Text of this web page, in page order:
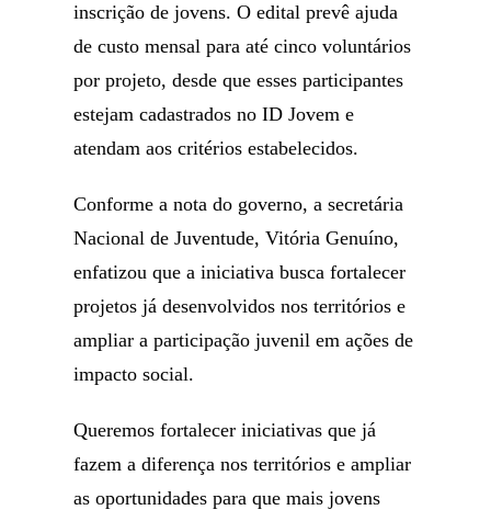
inscrição de jovens. O edital prevê ajuda
de custo mensal para até cinco voluntários
por projeto, desde que esses participantes
estejam cadastrados no ID Jovem e
atendam aos critérios estabelecidos.
Conforme a nota do governo, a secretária
Nacional de Juventude, Vitória Genuíno,
enfatizou que a iniciativa busca fortalecer
projetos já desenvolvidos nos territórios e
ampliar a participação juvenil em ações de
impacto social.
Queremos fortalecer iniciativas que já
fazem a diferença nos territórios e ampliar
as oportunidades para que mais jovens